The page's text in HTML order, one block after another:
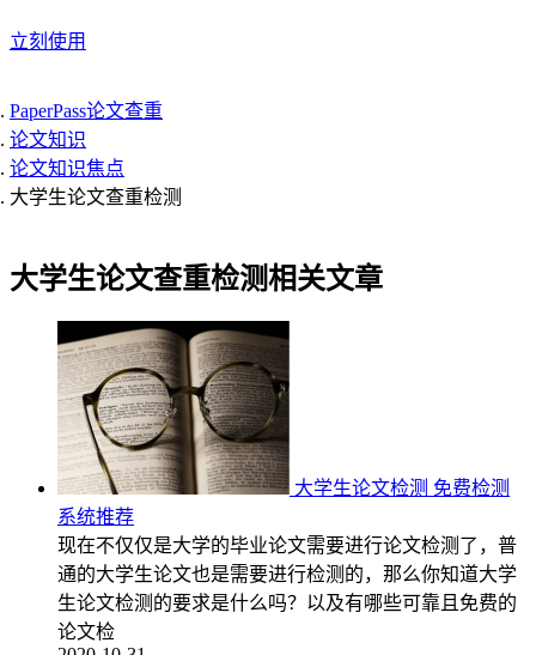
立刻使用
PaperPass论文查重
论文知识
论文知识焦点
大学生论文查重检测
大学生论文查重检测相关文章
大学生论文检测 免费检测
系统推荐
现在不仅仅是大学的毕业论文需要进行论文检测了，普
通的大学生论文也是需要进行检测的，那么你知道大学
生论文检测的要求是什么吗？以及有哪些可靠且免费的
论文检